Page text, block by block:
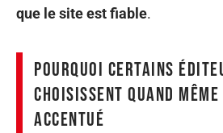
que le site est fiable.
Pourquoi certains
choisissent quand même
accentué